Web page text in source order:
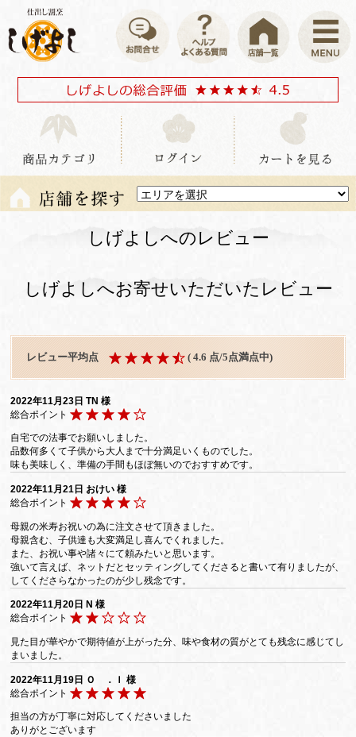
しげよしへのレビュー
しげよしへお寄せいただいたレビュー
レビュー平均点 ( 4.6 点/5点満点中)
2022年11月23日 TN 様
総合ポイント
自宅での法事でお願いしました。
品数何多くて子供から大人まで十分満足いくものでした。
味も美味しく、準備の手間もほぼ無いのでおすすめです。
2022年11月21日 おけい 様
総合ポイント
母親の米寿お祝いの為に注文させて頂きました。
母親含む、子供達も大変満足し喜んでくれました。
また、お祝い事や諸々にて頼みたいと思います。
強いて言えば、ネットだとセッティングしてくださると書いて有りましたが、
してくださらなかったのが少し残念です。
2022年11月20日 N 様
総合ポイント
見た目が華やかで期待値が上がった分、味や食材の質がとても残念に感じてし
まいました。
2022年11月19日 Ｏ ．Ｉ 様
総合ポイント
担当の方が丁寧に対応してくださいました
ありがとございます